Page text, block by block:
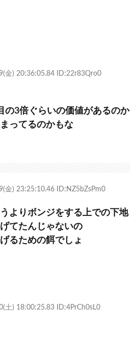
金) 20:36:05.84 ID:22r83Qro0
の3倍ぐらいの価値があるのか
ってるのかもな
金) 23:25:10.46 ID:NZ5bZsPm0
よりボンジをする上での下地
てたんじゃないの
るための餌でしょ
土) 18:00:25.83 ID:4PrCh0sL0